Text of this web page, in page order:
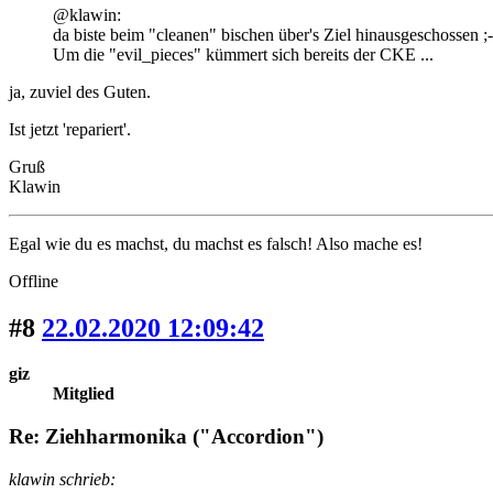
@klawin:
da biste beim "cleanen" bischen über's Ziel hinausgeschossen
Um die "evil_pieces" kümmert sich bereits der CKE ...
ja, zuviel des Guten.
Ist jetzt 'repariert'.
Gruß
Klawin
Egal wie du es machst, du machst es falsch! Also mache es!
Offline
#8 22.02.2020 12:09:42
giz
Mitglied
Re: Ziehharmonika ("Accordion")
klawin schrieb: